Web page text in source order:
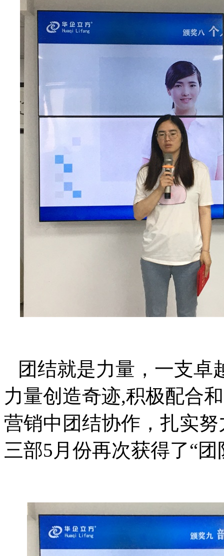
团结就是力量，一支卓
力量创造奇迹,积极配合
营销中团结协作，扎实
三部5月份再次获得了“